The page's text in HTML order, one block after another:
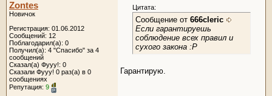
Zontes
Новичок
Регистрация: 01.06.2012
Сообщений: 12
Поблагодарил(а): 0
Получил(а): 4 "Спасибо" за 4
сообщений
Сказал(а) Фууу!: 0
Сказали Фууу! 0 раз(а) в 0
сообщениях
Репутация: 9
Цитата:
Сообщение от 666cleric
Если гарантируешь
соблюдение всех правил и
сухого закона :Р
Гарантирую.